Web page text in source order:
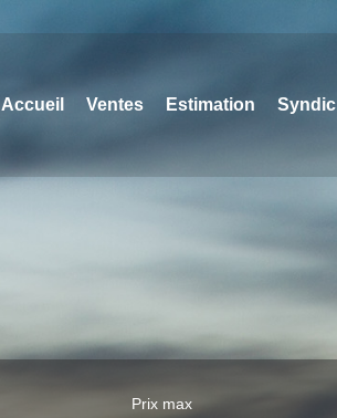
Accueil Ventes Estimation Syndic
Prix max